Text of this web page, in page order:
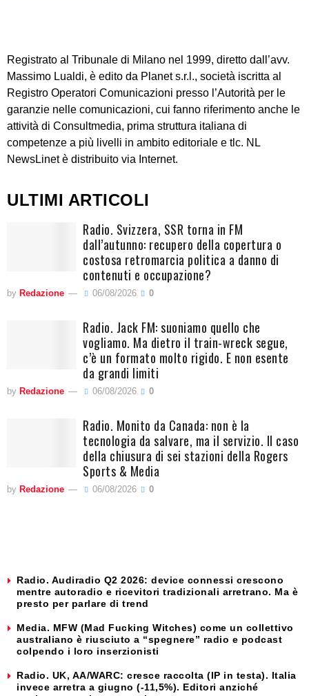
Registrato al Tribunale di Milano nel 1999, diretto dall’avv.
Massimo Lualdi, è edito da Planet s.r.l., società iscritta al
Registro Operatori Comunicazioni presso l’Autorità per le
garanzie nelle comunicazioni, cui fanno riferimento anche le
attività di Consultmedia, prima struttura italiana di
competenze a più livelli in ambito editoriale e tlc. NL
NewsLinet è distribuito via Internet.
ULTIMI ARTICOLI
Radio. Svizzera, SSR torna in FM
dall’autunno: recupero della copertura o
costosa retromarcia politica a danno di
contenuti e occupazione?
by Redazione 06/08/2026 0
Radio. Jack FM: suoniamo quello che
vogliamo. Ma dietro il train-wreck segue,
c’è un formato molto rigido. E non esente
da grandi limiti
by Redazione 06/08/2026 0
Radio. Monito da Canada: non è la
tecnologia da salvare, ma il servizio. Il caso
della chiusura di sei stazioni della Rogers
Sports & Media
by Redazione 06/08/2026 0
Radio. Audiradio Q2 2026: device connessi crescono
mentre autoradio e ricevitori tradizionali arretrano. Ma è
presto per parlare di trend
Media. MFW (Mad Fucking Witches) come un collettivo
australiano è riusciuto a “spegnere” radio e podcast
colpendo i loro inserzionisti
Radio. UK, AA/WARC: cresce raccolta (IP in testa). Italia
invece arretra a giugno (-11,5%). Editori anziché